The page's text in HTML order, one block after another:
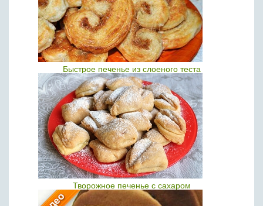
Быстрое печенье из слоеного теста
Творожное печенье с сахаром